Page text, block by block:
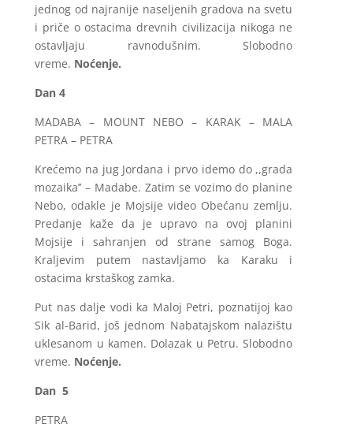
jednog od najranije naseljenih gradova na svetu
i priče o ostacima drevnih civilizacija nikoga ne
ostavljaju ravnodušnim. Slobodno
vreme. Noćenje.
Dan 4
MADABA – MOUNT NEBO – KARAK – MALA
PETRA – PETRA
Krećemo na jug Jordana i prvo idemo do ,,grada
mozaika’’ – Madabe. Zatim se vozimo do planine
Nebo, odakle je Mojsije video Obećanu zemlju.
Predanje kaže da je upravo na ovoj planini
Mojsije i sahranjen od strane samog Boga.
Kraljevim putem nastavljamo ka Karaku i
ostacima krstaškog zamka.
Put nas dalje vodi ka Maloj Petri, poznatijoj kao
Sik al-Barid, još jednom Nabatajskom nalazištu
uklesanom u kamen. Dolazak u Petru. Slobodno
vreme. Noćenje.
Dan 5
PETRA